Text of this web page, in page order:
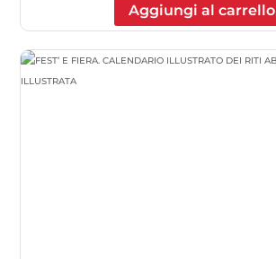
Aggiungi al carrello